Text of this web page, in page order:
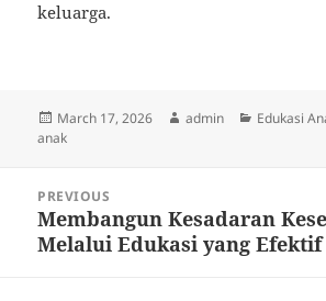
keluarga.
Posted
on
March 17, 2026 Author
admin Categories
Edukasi
anak
navigation
PREVIOUS
Previous
post:
Membangun Kesadaran
Melalui Edukasi yang Efektif